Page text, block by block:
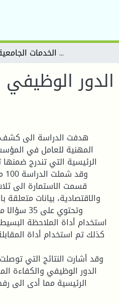
غموض الدور الوظيفي وعلاقته بالكفاءة المهنية دراسة ميدانية بمديرية الخدمات الجامعية بالمسيلة
الوظيفي
هدفت الدراسة الى كشف
المهنية للعامل في
الرئيسية التي تندرج
قسمت الاستمارة الى
والاقتصادية، بيانات متعلقة
وتحتوي
استخدام أداة الملاحظة
كذلك تم استخدام أداة
وقد أشارت النتائج التي
الدور الوظيفي والكفاءة
الرئيسية مما أدى الى